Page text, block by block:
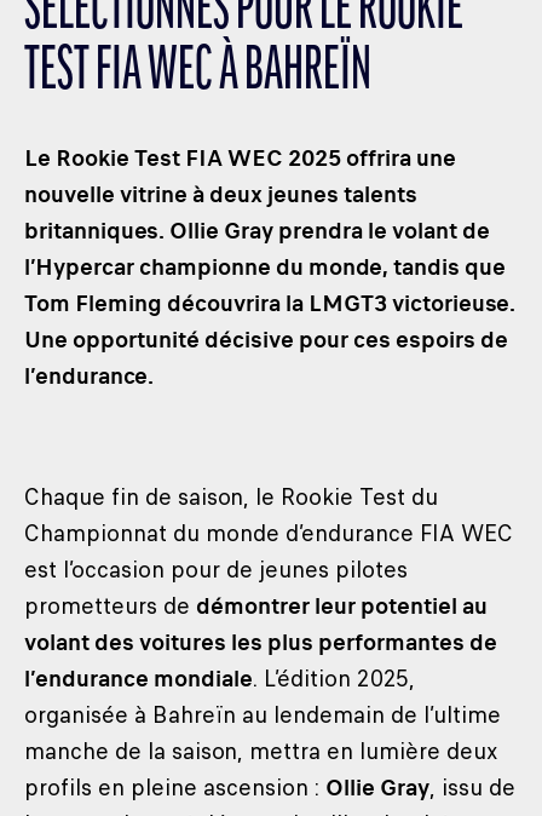
LES CATÉGORIES
PALMARÈS
DÉVELOPPEMENT DURABLE
SEA BY DHL
PARTENAIRES
NEWSLETTER
SÉLECTIONNÉS POUR LE ROOKIE
TEST FIA WEC À BAHREÏN
Le Rookie Test FIA WEC 2025 offrira une
nouvelle vitrine à deux jeunes talents
britanniques. Ollie Gray prendra le volant de
l’Hypercar championne du monde, tandis que
Tom Fleming découvrira la LMGT3 victorieuse.
Une opportunité décisive pour ces espoirs de
l’endurance.
Chaque fin de saison, le Rookie Test du
Championnat du monde d’endurance FIA WEC
est l’occasion pour de jeunes pilotes
prometteurs de démontrer leur potentiel au
volant des voitures les plus performantes de
l’endurance mondiale. L’édition 2025,
organisée à Bahreïn au lendemain de l’ultime
manche de la saison, mettra en lumière deux
profils en pleine ascension : Ollie Gray, issu de